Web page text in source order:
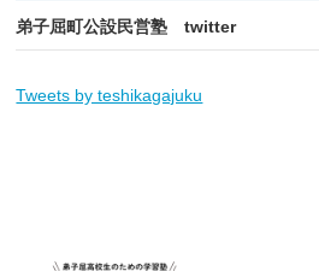
弟子屈町公設民営塾 twitter
Tweets by teshikagajuku